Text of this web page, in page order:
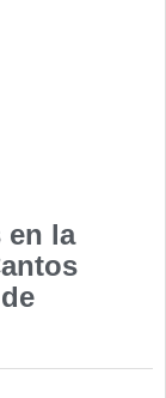
en la